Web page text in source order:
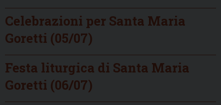
Celebrazioni per Santa Maria
Goretti (05/07)
Festa liturgica di Santa Maria
Goretti (06/07)